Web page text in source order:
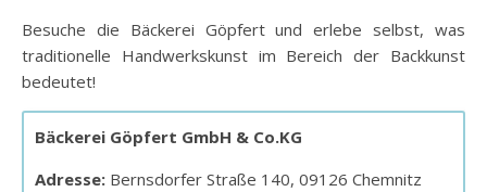
Besuche die Bäckerei Göpfert und erlebe selbst, was
traditionelle Handwerkskunst im Bereich der Backkunst
bedeutet!
Bäckerei Göpfert GmbH & Co.KG
Adresse: Bernsdorfer Straße 140, 09126 Chemnitz